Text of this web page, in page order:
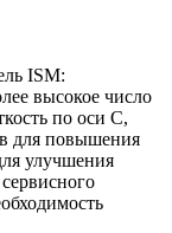
ISM:
высокое число
по оси С,
для повышения
улучшения